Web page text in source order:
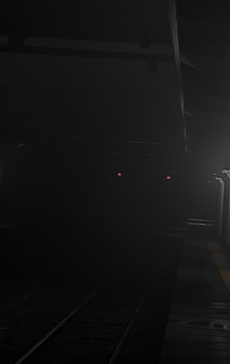
系列的一部分，该系列旨在介绍
的技术如何加速创意工作流。
身一变成为 NVIDIA 3D 艺术家，他将在本周“
览日本富山县的越中大门火车站 (Etchū-Daimon
此火车站的逼真再现就获得了超过 200 万次的浏览量